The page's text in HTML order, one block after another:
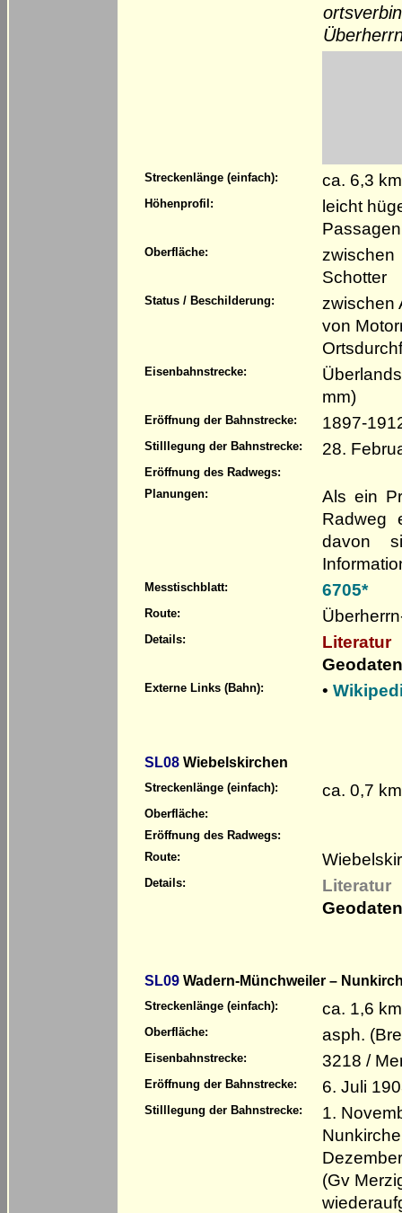
Streckenlänge (einfach): ca. 6,3
Höhenprofil:
leicht
Oberfläche:
Schotter
Status / Beschilderung:
zwischen
von
Eisenbahnstrecke:
mm)
Eröffnung der Bahnstrecke: 1897-
Stilllegung der Bahnstrecke: 28.
Eröffnung des Radwegs:
Planungen:
Als ein
Radweg
davon
Messtischblatt: 6705*
Route:
Details:
Literatur
Externe Links (Bahn): •
SL08 Wiebelskirchen
Streckenlänge (einfach): ca. 0,7 km
Oberfläche:
Eröffnung des Radwegs:
Route:
Details:
Literatur
SL09 Wadern-Münchweiler –
Streckenlänge (einfach): ca. 1,6
Oberfläche: asph.
Eisenbahnstrecke: 3218 /
Eröffnung der Bahnstrecke: 6. Juli
Stilllegung der Bahnstrecke:
1.
(Gv